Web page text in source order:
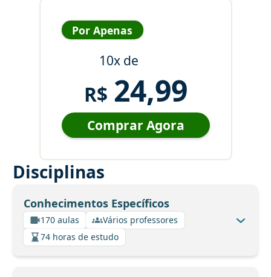
Por Apenas
10x de
R$ 24,99
Comprar Agora
Disciplinas
Conhecimentos Específicos
170 aulas
Vários professores
74 horas de estudo